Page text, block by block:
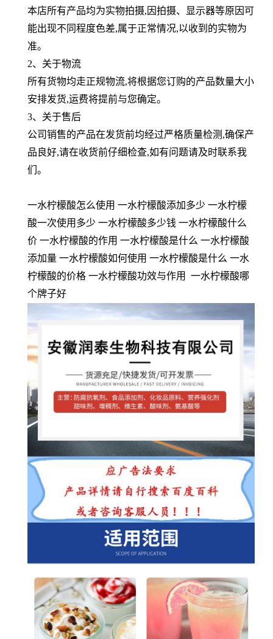
本店所有产品均为实物拍摄,因拍摄、显示器等原因可
能出现不同程度色差,属于正常情况,以收到的实物为
准。
2、关于物流
所有货物均走正规物流,将根据您订购的产品数量大小
安排发货,运费将提前与您确定。
3、关于售后
公司销售的产品在发货前均经过严格质量检测,确保产
品良好,请在收货前仔细检查,如有问题请及时联系我
们。
一水柠檬酸怎么使用 一水柠檬酸添加多少 一水柠檬
酸一次使用多少 一水柠檬酸多少钱 一水柠檬酸什么
价 一水柠檬酸的作用 一水柠檬酸是什么 一水柠檬酸
添加量 一水柠檬酸如何使用 一水柠檬酸是什么 一水
柠檬酸的价格 一水柠檬酸功效与作用 一水柠檬酸哪
个牌子好